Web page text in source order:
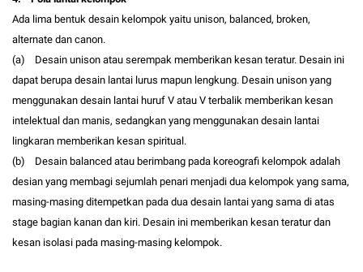
Ada lima bentuk desain kelompok yaitu unison, balanced, broken,
alternate dan canon.
(a) Desain unison atau serempak memberikan kesan teratur. Desain ini
dapat berupa desain lantai lurus mapun lengkung. Desain unison yang
menggunakan desain lantai huruf V atau V terbalik memberikan kesan
intelektual dan manis, sedangkan yang menggunakan desain lantai
lingkaran memberikan kesan spiritual.
(b) Desain balanced atau berimbang pada koreografi kelompok adalah
desian yang membagi sejumlah penari menjadi dua kelompok yang sama,
masing-masing ditempetkan pada dua desain lantai yang sama di atas
stage bagian kanan dan kiri. Desain ini memberikan kesan teratur dan
kesan isolasi pada masing-masing kelompok.